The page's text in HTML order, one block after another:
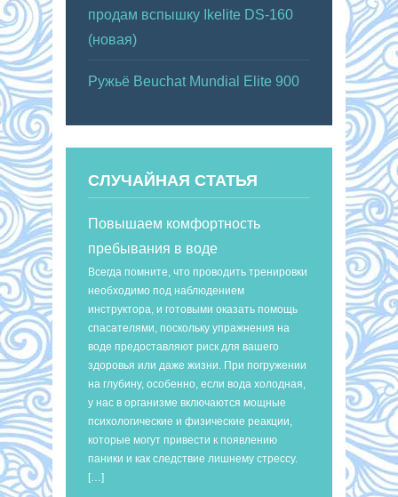
продам вспышку Ikelite DS-160
(новая)
Ружьё Beuchat Mundial Elite 900
СЛУЧАЙНАЯ СТАТЬЯ
Повышаем комфортность
пребывания в воде
Всегда помните, что проводить тренировки
необходимо под наблюдением
инструктора, и готовыми оказать помощь
спасателями, поскольку упражнения на
воде предоставляют риск для вашего
здоровья или даже жизни. При погружении
на глубину, особенно, если вода холодная,
у нас в организме включаются мощные
психологические и физические реакции,
которые могут привести к появлению
паники и как следствие лишнему стрессу.
[…]